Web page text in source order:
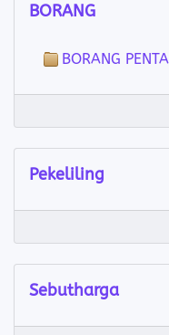
BORANG
BORANG
Pekeliling
Sebutharga